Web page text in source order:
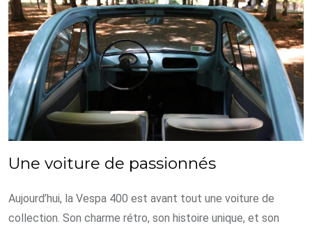
Une voiture de passionnés
Aujourd’hui, la Vespa 400 est avant tout une voiture de
collection. Son charme rétro, son histoire unique, et son